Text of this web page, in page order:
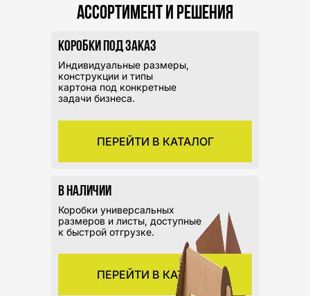
ПЕРЕЙТИ В КАТАЛОГ
Коробки универсальных
размеров и листы, доступные
к быстрой отгрузке.
В наличии
ПЕРЕЙТИ В КАТАЛОГ
Коробки под заказ
Индивидуальные размеры,
конструкции и типы
картона под конкретные
задачи бизнеса.
Ассортимент и решения